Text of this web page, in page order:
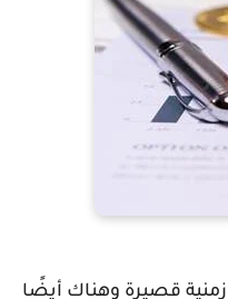
زمنية قصيرة وهناك أيضًا